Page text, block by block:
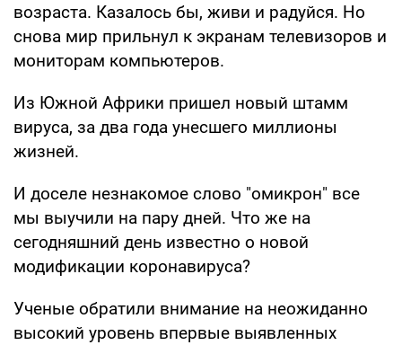
возраста. Казалось бы, живи и радуйся. Но
снова мир прильнул к экранам телевизоров и
мониторам компьютеров.
Из Южной Африки пришел новый штамм
вируса, за два года унесшего миллионы
жизней.
И доселе незнакомое слово "омикрон" все
мы выучили на пару дней. Что же на
сегодняшний день известно о новой
модификации коронавируса?
Ученые обратили внимание на неожиданно
высокий уровень впервые выявленных